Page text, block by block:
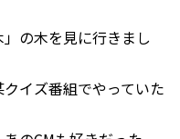
の木を見に行きまし
イズ番組でやっていた